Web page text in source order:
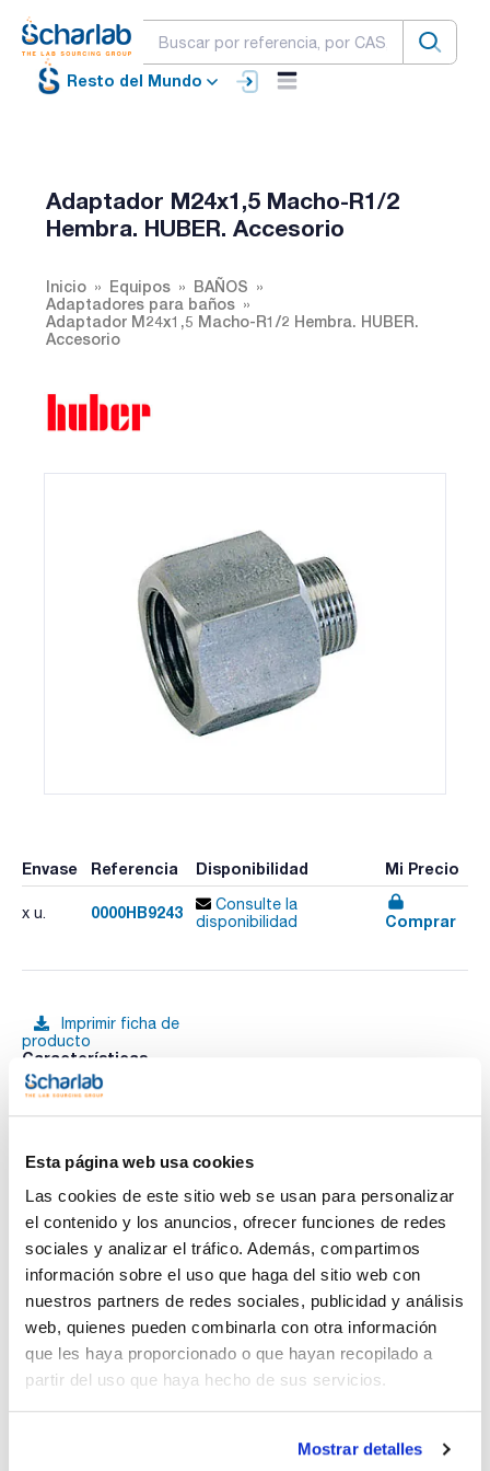
Esta página web usa cookies
Las cookies de este sitio web se usan para personalizar
el contenido y los anuncios, ofrecer funciones de redes
sociales y analizar el tráfico. Además, compartimos
información sobre el uso que haga del sitio web con
nuestros partners de redes sociales, publicidad y análisis
web, quienes pueden combinarla con otra información
que les haya proporcionado o que hayan recopilado a
partir del uso que haya hecho de sus servicios.
Mostrar detalles
Resto del Mundo
Adaptador M24x1,5 Macho-R1/2
Hembra. HUBER. Accesorio
Inicio Equipos
BAÑOS
Adaptadores para baños
Adaptador M24x1,5 Macho-R1/2 Hembra. HUBER.
Accesorio
Envase Referencia Disponibilidad Mi Precio
x u. 0000HB9243
Consulte la
disponibilidad
Comprar
Imprimir ficha de
producto
Características
Descripción : Adaptador M24x1,5 Macho-R1/2 Hembra
Pack (u.) : 1
Documentación técnica
Regístrate para
descargas
COA
Regístrate para
SDS/ Hoja de seguridad
Regístrate para
descargas